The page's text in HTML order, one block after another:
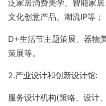
泛家居消费美学、智能家
文化创意产品、潮流IP等；
D+生活节主题策展、器物
策展等。
2.产业设计和创新设计馆:
服务设计机构(策略、设计